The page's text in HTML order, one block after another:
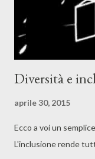
Diversità e
aprile 30, 2015
Ecco a voi un
L'inclusione rende